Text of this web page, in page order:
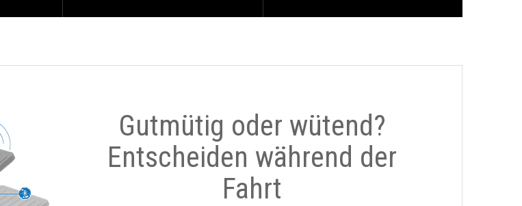
Gutmütig oder wütend?
Entscheiden während der
Fahrt